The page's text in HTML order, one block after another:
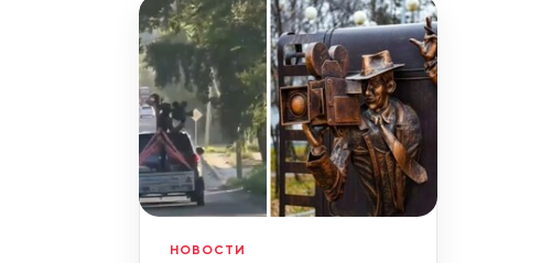
НОВОСТИ